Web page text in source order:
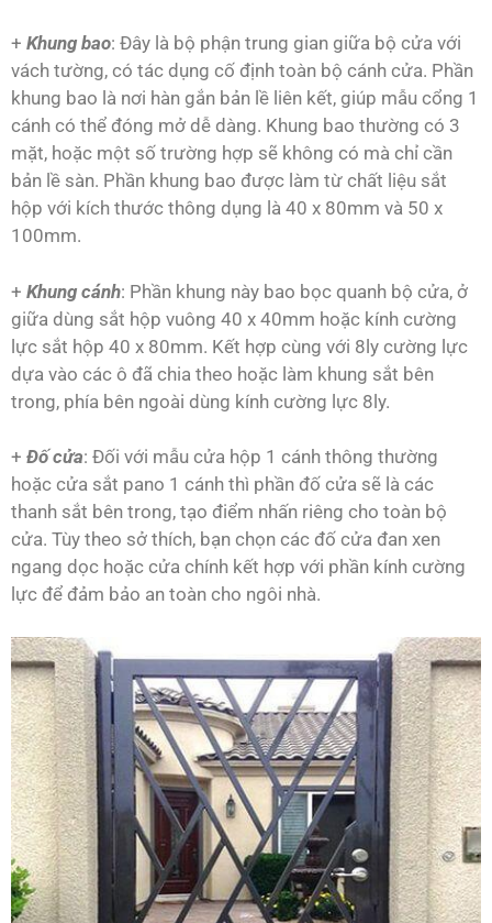
+ Khung bao: Đây là bộ phận trung gian giữa bộ cửa với
vách tường, có tác dụng cố định toàn bộ cánh cửa. Phần
khung bao là nơi hàn gắn bản lề liên kết, giúp mẫu cổng 1
cánh có thể đóng mở dễ dàng. Khung bao thường có 3
mặt, hoặc một số trường hợp sẽ không có mà chỉ cần
bản lề sàn. Phần khung bao được làm từ chất liệu sắt
hộp với kích thước thông dụng là 40 x 80mm và 50 x
100mm.
+ Khung cánh: Phần khung này bao bọc quanh bộ cửa, ở
giữa dùng sắt hộp vuông 40 x 40mm hoặc kính cường
lực sắt hộp 40 x 80mm. Kết hợp cùng với 8ly cường lực
dựa vào các ô đã chia theo hoặc làm khung sắt bên
trong, phía bên ngoài dùng kính cường lực 8ly.
+ Đố cửa: Đối với mẫu cửa hộp 1 cánh thông thường
hoặc cửa sắt pano 1 cánh thì phần đố cửa sẽ là các
thanh sắt bên trong, tạo điểm nhấn riêng cho toàn bộ
cửa. Tùy theo sở thích, bạn chọn các đố cửa đan xen
ngang dọc hoặc cửa chính kết hợp với phần kính cường
lực để đảm bảo an toàn cho ngôi nhà.